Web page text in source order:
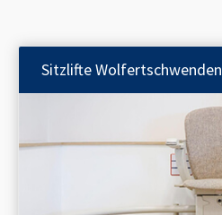
SitzlifteWolfertschwenden